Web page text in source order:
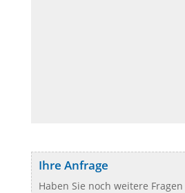
Ihre Anfrage
Haben Sie noch weitere